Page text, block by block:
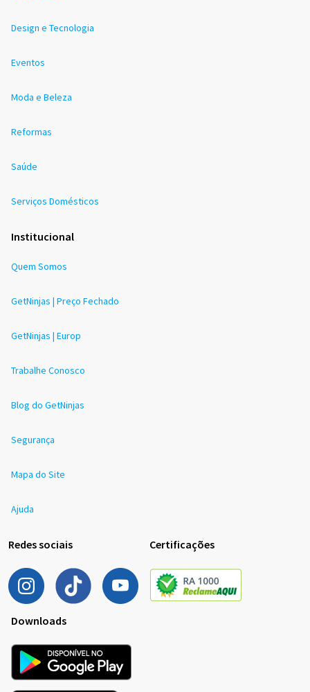
Design e Tecnologia
Eventos
Moda e Beleza
Reformas
Saúde
Serviços Domésticos
Institucional
Quem Somos
GetNinjas | Preço Fechado
GetNinjas | Europ
Trabalhe Conosco
Blog do GetNinjas
Segurança
Mapa do Site
Ajuda
Redes sociais Certificações
Downloads